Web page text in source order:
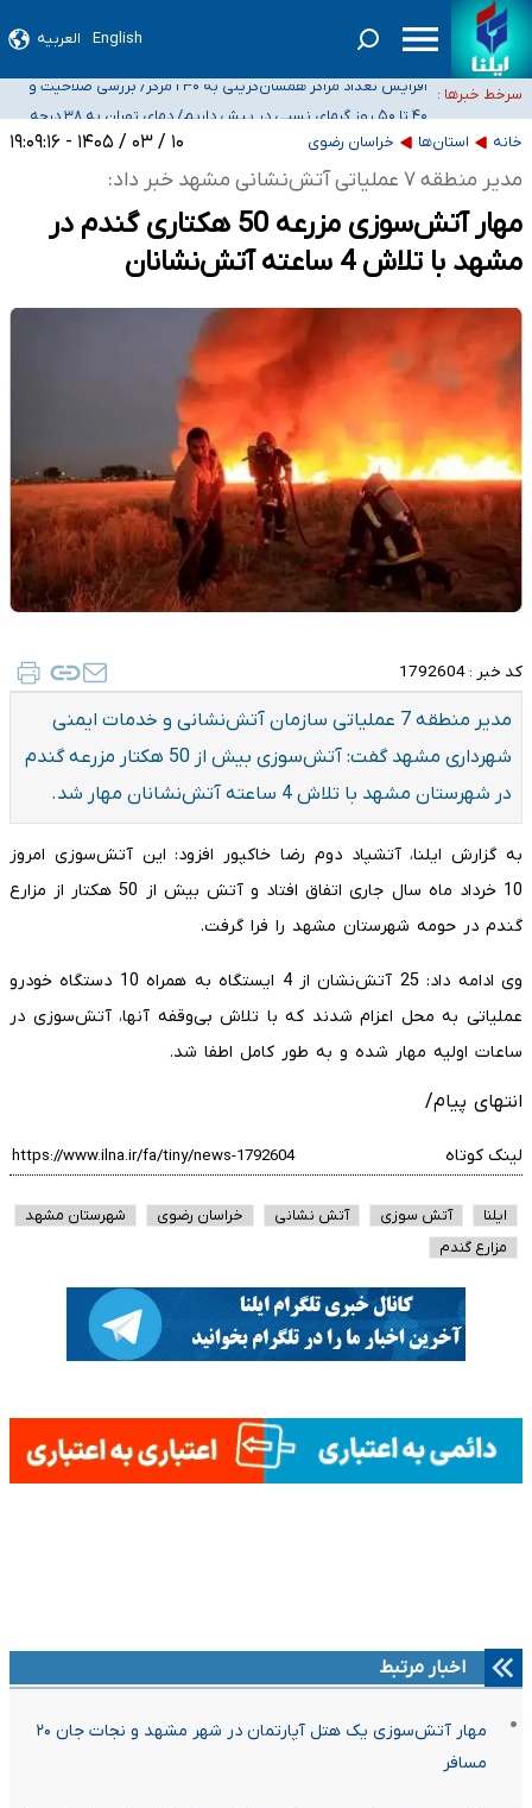
English العربیه
سرخط خبرها :
ضرورت آموزش حریم خصوصی در فضای آنلاین در مدارس/ هزینه‌های سنگین
اجتماعی انتشار تصاویر خصوصی برای قربانیان/ سوءاستفاده مجرمان از ترس
رسوایی
افزایش تعداد مراکز همسان‌گزینی به ۲۳۰ مرکز/ بررسی صلاحیت و
نظارت‌ها به سازمان تبلیغات واگذار شده است
می‌رسد
موضع وزارت بهداشت درباره ظرفیت پزشکی کنکور ۱۴۰۵: خواستار اصلاح ظرفیت‌ها
جغرافیای نظامی دافوس آجا
خانه استان‌ها خراسان رضوی ۱۰ / ۰۳ / ۱۴۰۵ - ۱۹:۰۹:۱۶
مدیر منطقه ۷ عملیاتی آتش‌نشانی مشهد خبر داد:
مهار آتش‌سوزی مزرعه 50 هکتاری گندم در
مشهد با تلاش 4 ساعته آتش‌نشانان
کد خبر : 1792604
مدیر منطقه 7 عملیاتی سازمان آتش‌نشانی و خدمات ایمنی
شهرداری مشهد گفت: آتش‌سوزی بیش از 50 هکتار مزرعه گندم
در شهرستان مشهد با تلاش 4 ساعته آتش‌نشانان مهار شد.
به گزارش ایلنا، آتشپاد دوم رضا خاکپور افزود: این آتش‌سوزی امروز
10 خرداد ماه سال جاری اتفاق افتاد و آتش بیش از 50 هکتار از مزارع
گندم در حومه شهرستان مشهد را فرا گرفت.
وی ادامه داد: 25 آتش‌نشان از 4 ایستگاه به همراه 10 دستگاه خودرو
عملیاتی به محل اعزام شدند که با تلاش بی‌وقفه آنها، آتش‌سوزی در
ساعات اولیه مهار شده و به طور کامل اطفا شد.
انتهای پیام/
لینک کوتاه
ایلنا آتش سوزی آتش نشانی خراسان رضوی
شهرستان مشهد
مزارع گندم
اخبار مرتبط
مهار آتش‌سوزی یک هتل آپارتمان در شهر مشهد و نجات جان ۲۰
مسافر